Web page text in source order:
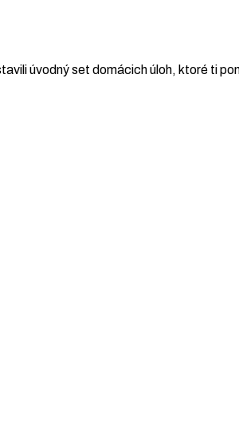
úvodný set domácich úloh, ktoré ti